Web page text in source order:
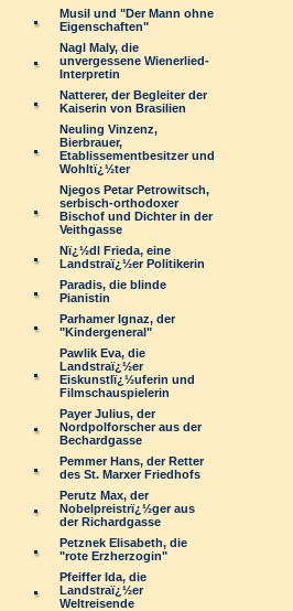
Musil und "Der Mann ohne
Eigenschaften"
Nagl Maly, die
unvergessene Wienerlied-
Interpretin
Natterer, der Begleiter der
Kaiserin von Brasilien
Neuling Vinzenz,
Bierbrauer,
Etablissementbesitzer und
Wohltï¿½ter
Njegos Petar Petrowitsch,
serbisch-orthodoxer
Bischof und Dichter in der
Veithgasse
Nï¿½dl Frieda, eine
Landstraï¿½er Politikerin
Paradis, die blinde
Pianistin
Parhamer Ignaz, der
"Kindergeneral"
Pawlik Eva, die
Landstraï¿½er
Eiskunstlï¿½uferin und
Filmschauspielerin
Payer Julius, der
Nordpolforscher aus der
Bechardgasse
Pemmer Hans, der Retter
des St. Marxer Friedhofs
Perutz Max, der
Nobelpreistrï¿½ger aus
der Richardgasse
Petznek Elisabeth, die
"rote Erzherzogin"
Pfeiffer Ida, die
Landstraï¿½er
Weltreisende